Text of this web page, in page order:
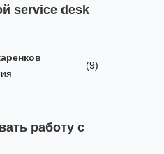
service desk
(9)
работу с